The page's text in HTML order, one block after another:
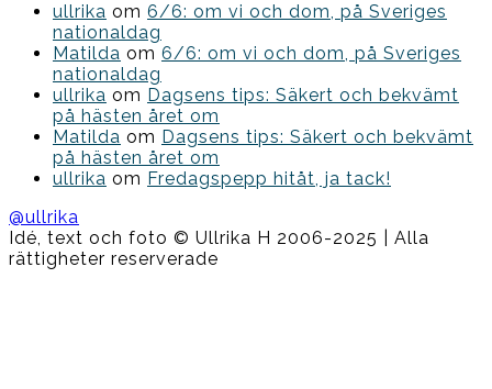
ullrika om 6/6: om vi och dom, på Sveriges
nationaldag
Matilda om 6/6: om vi och dom, på Sveriges
nationaldag
ullrika om Dagsens tips: Säkert och bekvämt
på hästen året om
Matilda om Dagsens tips: Säkert och bekvämt
på hästen året om
ullrika om Fredagspepp hitåt, ja tack!
@ullrika
Idé, text och foto © Ullrika H 2006-2025 | Alla
rättigheter reserverade